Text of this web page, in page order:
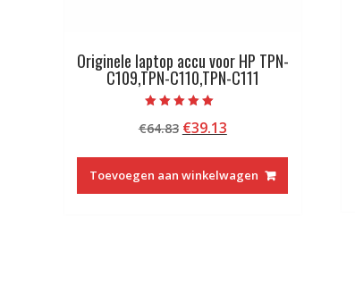
Originele laptop accu voor HP TPN-
C109,TPN-C110,TPN-C111
5.00
van 5
€64.83 Oorspronkelijke
was:
€64.83.
€39.13Huidige
€39.13.
Toevoegen aan winkelwagen